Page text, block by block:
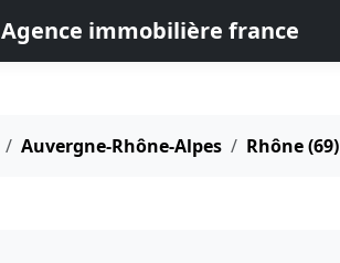
Agence immobilière france
Auvergne-Rhône-Alpes Rhône (69)